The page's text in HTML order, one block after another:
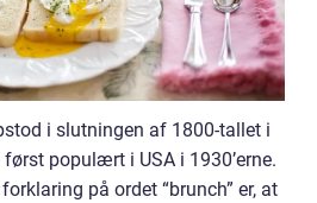
i slutningen af 1800-tallet i
populært i USA i 1930’erne.
på ordet “brunch” er, at